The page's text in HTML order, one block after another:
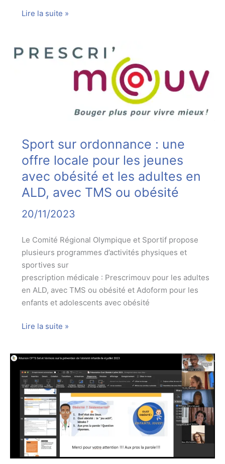
L’association
et
tous
les
mardis
matin
Lire la suite »
Sport sur ordonnance : une
offre locale pour les jeunes
avec obésité et les adultes en
ALD, avec TMS ou obésité
20/11/2023
Le Comité Régional Olympique et Sportif propose
plusieurs programmes d’activités physiques et
sportives sur
prescription médicale : Prescrimouv pour les adultes
en ALD, avec TMS ou obésité et Adoform pour les
enfants et adolescents avec obésité
Sport
une
offre
locale
pour
les
jeunes
avec
Lire la suite »